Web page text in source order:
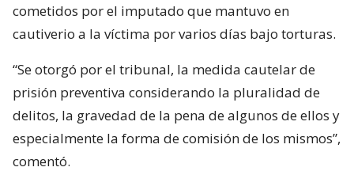
cometidos por el imputado que mantuvo en
cautiverio a la víctima por varios días bajo torturas.
“Se otorgó por el tribunal, la medida cautelar de
prisión preventiva considerando la pluralidad de
delitos, la gravedad de la pena de algunos de ellos y
especialmente la forma de comisión de los mismos”,
comentó.